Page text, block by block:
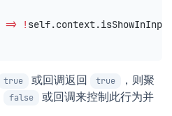
=> ! self.context.
true 或回调返回 true
，则聚
false
或回调来控制此行为并